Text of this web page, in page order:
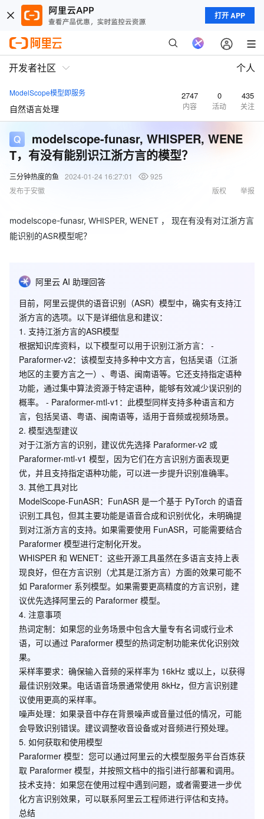
打开 APP
开发者社区 个人
ModelScope模型即服务
自然语言处理
2747
内容
0
活动
435
关注
modelscope-funasr, WHISPER, WENE
T，有没有能别识江浙方言的模型？
三分钟热度的鱼 2024-01-24 16:27:01
925
发布于安徽
举报
版权
modelscope-funasr, WHISPER, WENET ， 现在有没有对江浙方言
能识别的ASR模型呢？
阿里云 AI 助理回答
目前，阿里云提供的语音识别（ASR）模型中，确实有支持江
浙方言的选项。以下是详细信息和建议：
1. 支持江浙方言的ASR模型
根据知识库资料，以下模型可以用于识别江浙方言： -
Paraformer-v2：该模型支持多种中文方言，包括吴语（江浙
地区的主要方言之一）、粤语、闽南语等。它还支持指定语种
功能，通过集中算法资源于特定语种，能够有效减少误识别的
概率。 - Paraformer-mtl-v1 ：此模型同样支持多种语言和方
言，包括吴语、粤语、闽南语等，适用于音频或视频场景。
2. 模型选型建议
对于江浙方言的识别，建议优先选择 Paraformer-v2 或
Paraformer-mtl-v1 模型，因为它们在方言识别方面表现更
优，并且支持指定语种功能，可以进一步提升识别准确率。
3. 其他工具对比
ModelScope-FunASR：FunASR 是一个基于 PyTorch 的语音
识别工具包，但其主要功能是语音合成和识别优化，未明确提
到对江浙方言的支持。如果需要使用 FunASR，可能需要结合
Paraformer 模型进行定制化开发。
WHISPER 和 WENET：这些开源工具虽然在多语言支持上表
现良好，但在方言识别（尤其是江浙方言）方面的效果可能不
如 Paraformer 系列模型。如果需要更高精度的方言识别，建
议优先选择阿里云的 Paraformer 模型。
4. 注意事项
热词定制：如果您的业务场景中包含大量专有名词或行业术
语，可以通过 Paraformer 模型的热词定制功能来优化识别效
果。
采样率要求：确保输入音频的采样率为 16kHz 或以上，以获得
最佳识别效果。电话语音场景通常使用 8kHz，但方言识别建
议使用更高的采样率。
噪声处理：如果录音中存在背景噪声或音量过低的情况，可能
会导致识别错误。建议调整收音设备或对音频进行预处理。
5. 如何获取和使用模型
Paraformer 模型：您可以通过阿里云的大模型服务平台百炼获
取 Paraformer 模型，并按照文档中的指引进行部署和调用。
技术支持：如果您在使用过程中遇到问题，或者需要进一步优
化方言识别效果，可以联系阿里云工程师进行评估和支持。
总结